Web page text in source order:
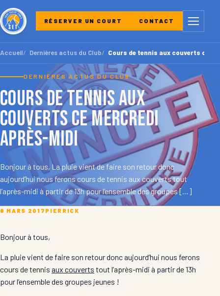
RÉSERVER UN COURT CONTACT Menu
Accueil Dernières actus du Club Cours de tennis aux couverts ce
DERNIÈRES ACTUS DU CLUB
Cours de tennis aux
couverts ce mercredi
après-midi
Bonjour à tous, La pluie vient de faire son retour donc
aujourd’hui nous ferons cours de tennis aux couverts tout
l’après-midi à partir de 13h pour l’ensemble des groupes […]
8 MARS 2017 PIERRICK
Bonjour à tous,
La pluie vient de faire son retour donc aujourd’hui nous ferons
cours de tennis aux couverts tout l’après-midi à partir de 13h
pour l’ensemble des groupes jeunes !